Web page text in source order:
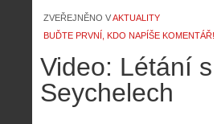
ZVEŘEJNĚNO VAKTUALITY
BUĎTE PRVNÍ, KDO NAPÍŠE KOMENTÁŘ!
Video: Létání
Seychelech